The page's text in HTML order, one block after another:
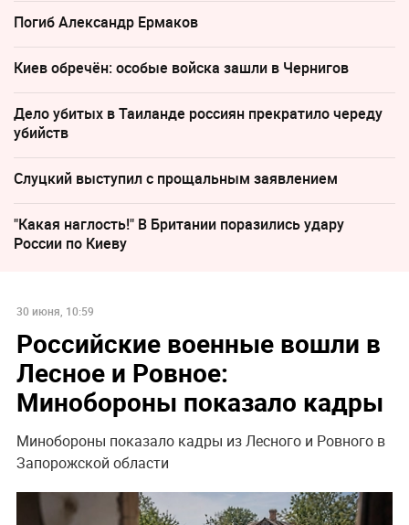
Погиб Александр Ермаков
Киев обречён: особые войска зашли в Чернигов
Дело убитых в Таиланде россиян прекратило череду
убийств
Слуцкий выступил с прощальным заявлением
"Какая наглость!" В Британии поразились удару
России по Киеву
30 июня, 10:59
Российские военные вошли в
Лесное и Ровное:
Минобороны показало кадры
Минобороны показало кадры из Лесного и Ровного в
Запорожской области